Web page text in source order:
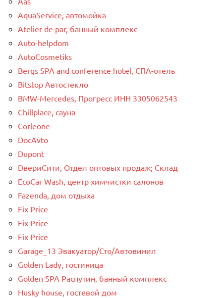
AquaService, автомойка
Atelier de par, банный комплекс
Auto-helpdom
AutoCosmetiks
Bergs SPA and conference hotel, СПА-отель
Bitstop Автостекло
BMW-Mercedes, Прогресс ИНН 3305062543
Chillplace, сауна
Corleone
DocAvto
Dupont
DвериСити, Отдел оптовых продаж; Склад
EcoCar Wash, центр химчистки салонов
Fazenda, дом отдыха
Fix Price
Fix Price
Fix Price
Garage_13 Эвакуатор/Сто/Автовинил
Golden Lady, гостиница
Golden SPA Распутин, банный комплекс
Husky house, гостевой дом